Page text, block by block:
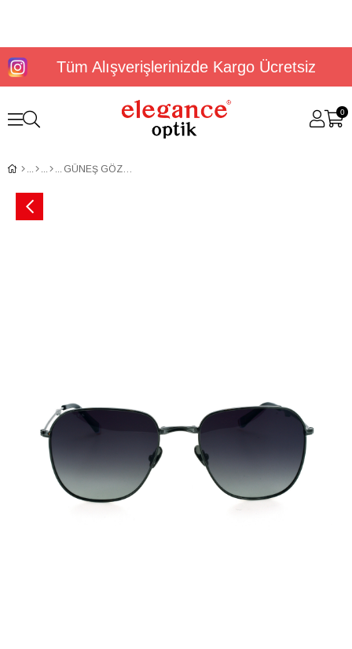
Tüm Alışverişlerinizde Kargo Ücretsiz
0
GÜNEŞ GÖZLÜĞÜ U.S. POLO ASSN. USS 0316 C2